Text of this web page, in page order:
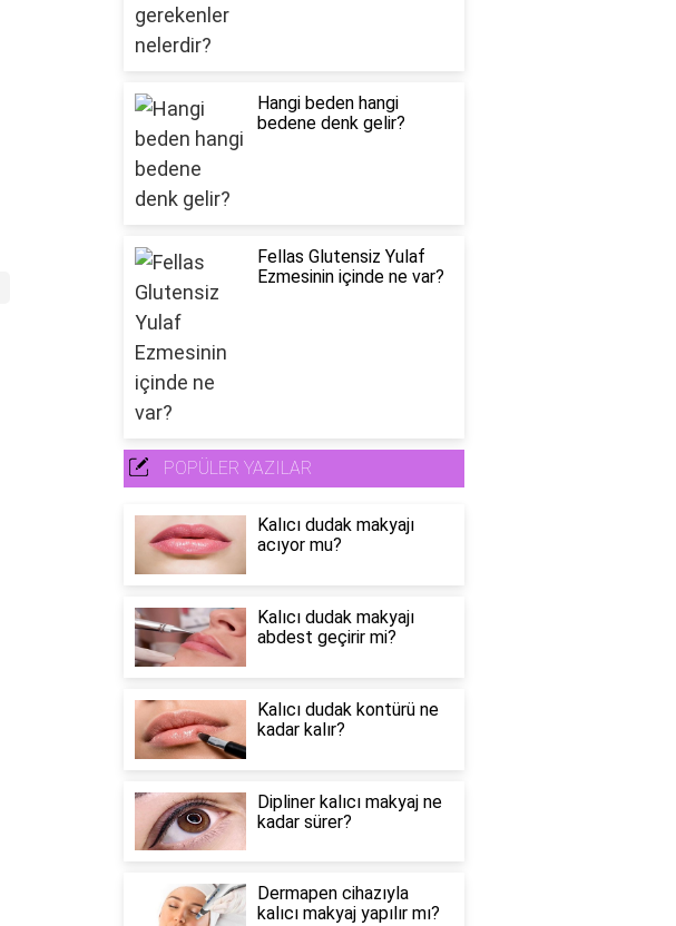
Hangi beden hangi
bedene denk gelir?
Fellas Glutensiz Yulaf
Ezmesinin içinde ne var?
POPÜLER YAZILAR
Kalıcı dudak makyajı
acıyor mu?
Kalıcı dudak makyajı
abdest geçirir mi?
Kalıcı dudak kontürü ne
kadar kalır?
Dipliner kalıcı makyaj ne
kadar sürer?
Dermapen cihazıyla
kalıcı makyaj yapılır mı?